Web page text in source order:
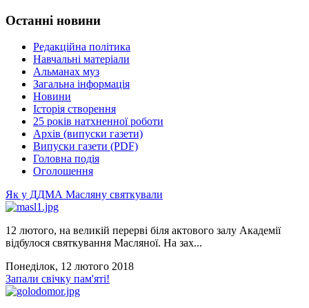
Останні новини
Редакційна політика
Навчальні матеріали
Альманах муз
Загальна інформація
Новини
Історія створення
25 років натхненної роботи
Архів (випуски газети)
Випуски газети (PDF)
Головна подія
Оголошення
Як у ДДМА Масляну святкували
12 лютого, на великій перерві біля актового залу Академії
відбулося святкування Масляної. На зах...
Понеділок, 12 лютого 2018
Запали свічку пам'яті!